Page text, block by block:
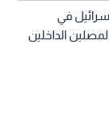
في
الداخلين